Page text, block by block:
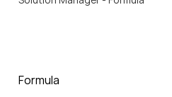
Formula